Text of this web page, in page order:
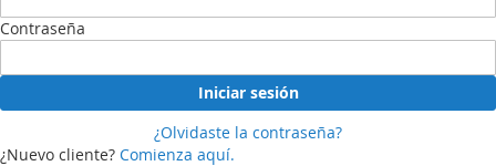
Contraseña
Iniciar sesión
¿Olvidaste la contraseña?
¿Nuevo cliente? Comienza aquí.